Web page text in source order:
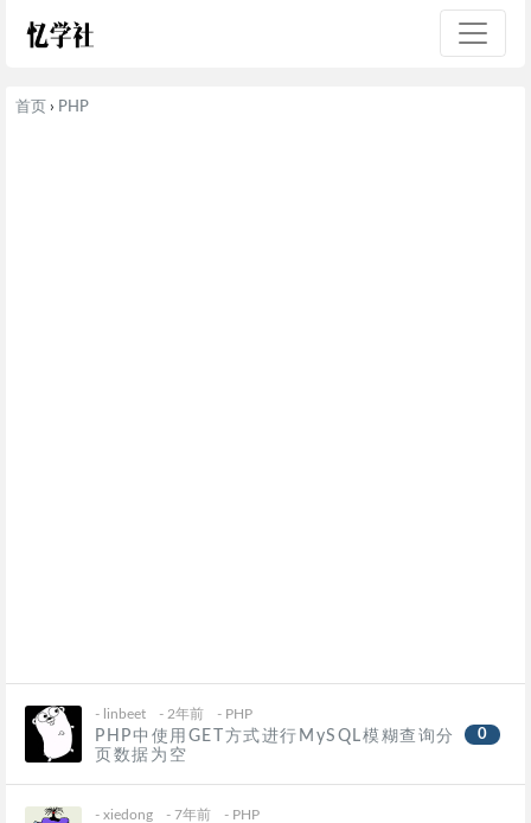
首页 › PHP
PHP中使用GET方式进行MySQL模糊查询分
页数据为空
- linbeet - 2年前 - PHP
0
-xiedong - 7年前 - PHP